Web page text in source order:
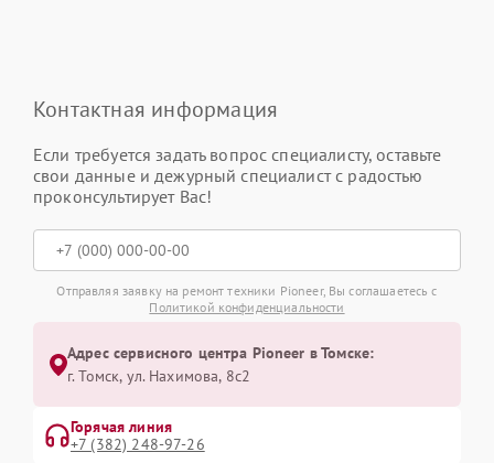
Контактная информация
Если требуется задать вопрос специалисту, оставьте
свои данные и дежурный специалист с радостью
проконсультирует Вас!
Отправляя заявку на ремонт техники Pioneer, Вы соглашаетесь с
Политикой конфиденциальности
Адрес сервисного центра Pioneer в Томске:
г. Томск, ул. Нахимова, 8с2
Горячая линия
+7 (382) 248-97-26